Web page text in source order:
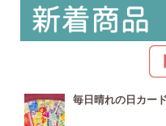
毎日晴れの日カード